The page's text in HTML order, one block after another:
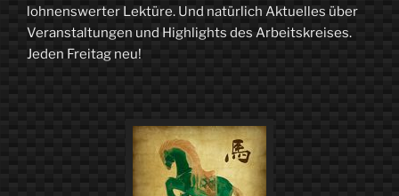
lohnenswerter Lektüre. Und natürlich Aktuelles über
Veranstaltungen und Highlights des Arbeitskreises.
Jeden Freitag neu!